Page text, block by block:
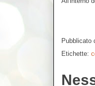
Pubblicato
Etichette: